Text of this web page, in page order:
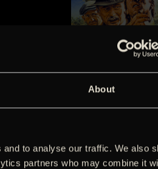
About
to analyse our traffic. We also
partners who may combine it
‘Kilden i
De klassiske
er tilbage i